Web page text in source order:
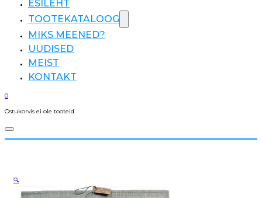
ESILEHT
TOOTEKATALOOG
MIKS MEENED?
UUDISED
MEIST
KONTAKT
0
Ostukorvis ei ole tooteid.
🔍